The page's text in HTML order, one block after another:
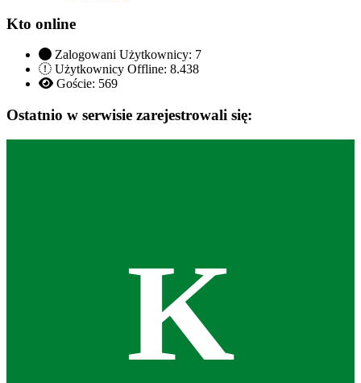
Kto online
Zalogowani Użytkownicy: 7
Użytkownicy Offline: 8.438
Goście: 569
Ostatnio w serwisie zarejestrowali się:
K